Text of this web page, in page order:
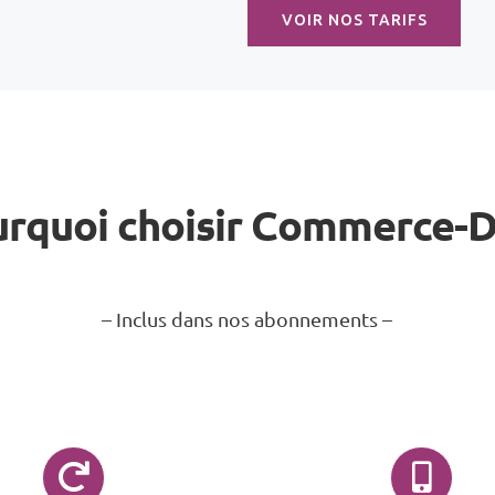
VOIR NOS TARIFS
choisir Commerce-
– Inclus dans nos abonnements –